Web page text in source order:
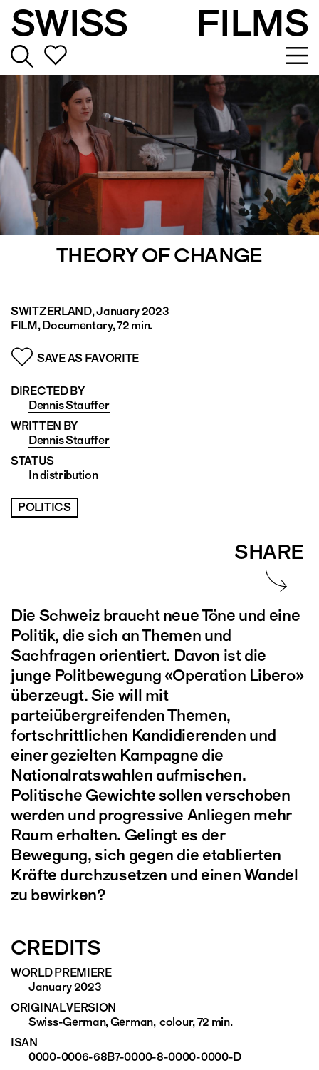
SWISS FILMS
THEORY OF CHANGE
SWITZERLAND, January 2023
FILM, Documentary, 72 min.
SAVE AS FAVORITE
DIRECTED BY
Dennis Stauffer
WRITTEN BY
Dennis Stauffer
STATUS
In distribution
POLITICS
SHARE
Die Schweiz braucht neue Töne und eine
Politik, die sich an Themen und
Sachfragen orientiert. Davon ist die
junge Politbewegung «Operation Libero»
überzeugt. Sie will mit
parteiübergreifenden Themen,
fortschrittlichen Kandidierenden und
einer gezielten Kampagne die
Nationalratswahlen aufmischen.
Politische Gewichte sollen verschoben
werden und progressive Anliegen mehr
Raum erhalten. Gelingt es der
Bewegung, sich gegen die etablierten
Kräfte durchzusetzen und einen Wandel
zu bewirken?
CREDITS
WORLD PREMIERE
January 2023
ORIGINAL VERSION
Swiss-German, German, colour, 72 min.
ISAN
0000-0006-68B7-0000-8-0000-0000-D